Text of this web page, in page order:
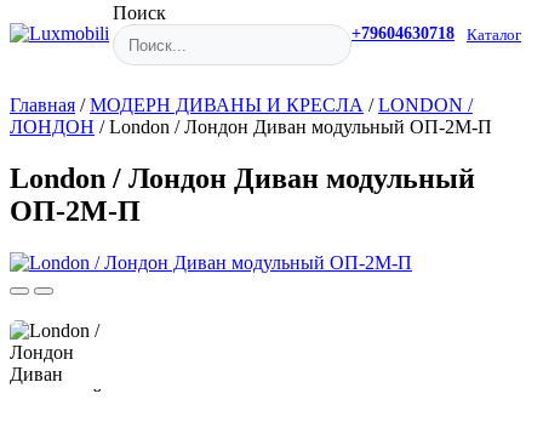
Поиск
+79604630718 Каталог
Главная /МОДЕРН ДИВАНЫ И КРЕСЛА /LONDON /
ЛОНДОН /London / Лондон Диван модульный ОП-2М-П
London / Лондон Диван модульный
ОП-2М-П